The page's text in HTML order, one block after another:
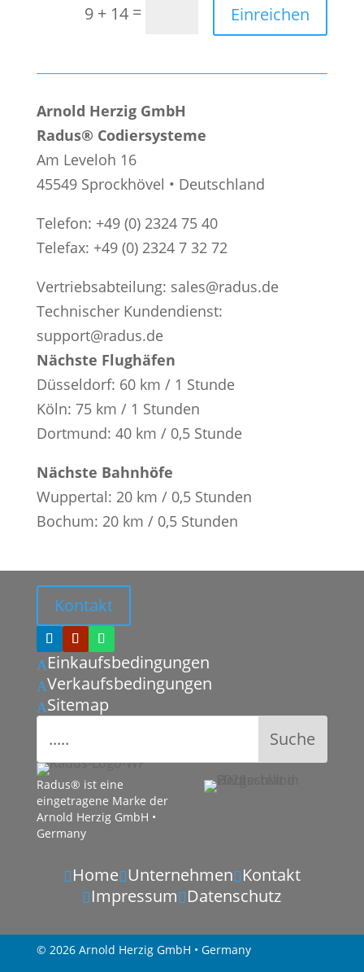
9 + 14 = Einreichen
Arnold Herzig GmbH
Radus® Codiersysteme
Am Leveloh 16
45549 Sprockhövel • Deutschland
Telefon: +49 (0) 2324 75 40
Telefax: +49 (0) 2324 7 32 72
Vertriebsabteilung: sales@radus.de
Technischer Kundendienst:
support@radus.de
Nächste Flughäfen
Düsseldorf: 60 km / 1 Stunde
Köln: 75 km / 1 Stunden
Dortmund: 40 km / 0,5 Stunde
Nächste Bahnhöfe
Wuppertal: 20 km / 0,5 Stunden
Bochum: 20 km / 0,5 Stunden
Radus® ist eine
eingetragene Marke der
Arnold Herzig GmbH •
Germany
A Einkaufsbedingungen
AVerkaufsbedingungen
ASitemap
Kontakt
 Home Unternehmen Kontakt
 Impressum  Datenschutz
© 2026 Arnold Herzig GmbH • Germany